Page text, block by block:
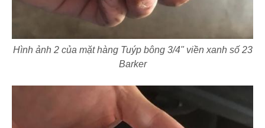
Hình ảnh 2 của mặt hàng Tuýp bông 3/4" viền xanh số 23
Barker